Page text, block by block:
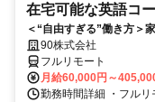
在宅可能な英語コ
＜“自由すぎる”働き方＞
90株式会社
フルリモート
月給60,000円～
勤務時間詳細 ・フル